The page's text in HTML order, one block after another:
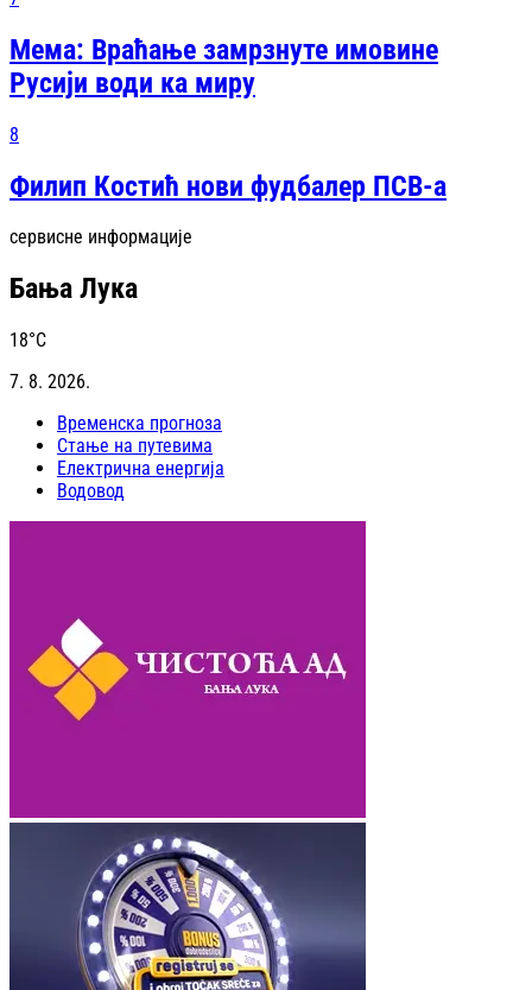
Мема: Враћање замрзнуте имовине
Русији води ка миру
8
Филип Костић нови фудбалер ПСВ-а
сервисне информације
Бања Лука
18°C
7. 8. 2026.
Временска прогноза
Стање на путевима
Електрична енергија
Водовод